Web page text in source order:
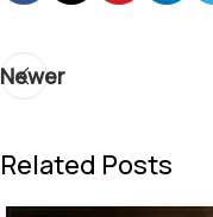
Newer
Related Posts